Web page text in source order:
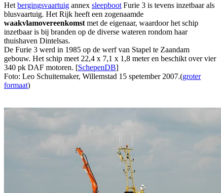
Het bergingsvaartuig annex sleepboot Furie 3 is tevens inzetbaar als
blusvaartuig. Het Rijk heeft een zogenaamde
waakvlamovereenkomst met de eigenaar, waardoor het schip
inzetbaar is bij branden op de diverse wateren rondom haar
thuishaven Dintelsas.
De Furie 3 werd in 1985 op de werf van Stapel te Zaandam
gebouw. Het schip meet 22,4 x 7,1 x 1,8 meter en beschikt over vier
340 pk DAF motoren. [SchepenDB]
Foto: Leo Schuitemaker, Willemstad 15 spetember 2007.(groter
formaat)